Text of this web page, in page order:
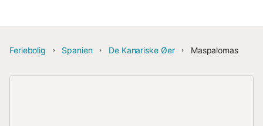
Feriebolig Spanien De Kanariske Øer Maspalomas